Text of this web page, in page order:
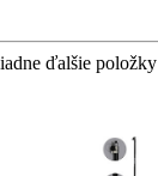
ďalšie položky